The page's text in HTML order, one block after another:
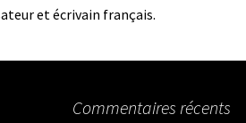
et écrivain français.
Commentaires récents